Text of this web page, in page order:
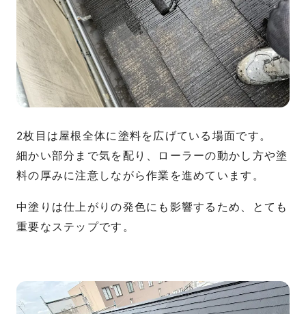
2枚目は屋根全体に塗料を広げている場面です。
細かい部分まで気を配り、ローラーの動かし方や塗
料の厚みに注意しながら作業を進めています。
中塗りは仕上がりの発色にも影響するため、とても
重要なステップです。